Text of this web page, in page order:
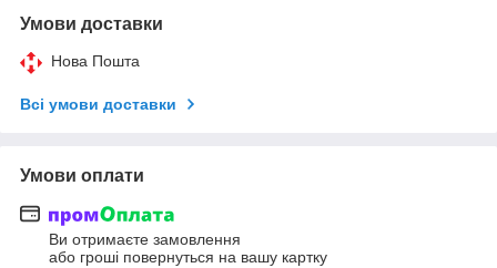
Умови доставки
Нова Пошта
Всі умови доставки
Умови оплати
Ви отримаєте замовлення
або гроші повернуться на вашу картку